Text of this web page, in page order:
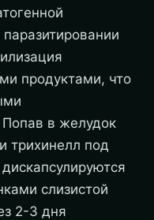
продуктами, что
в желудок
трихинелл под
слизистой
2-3 дня